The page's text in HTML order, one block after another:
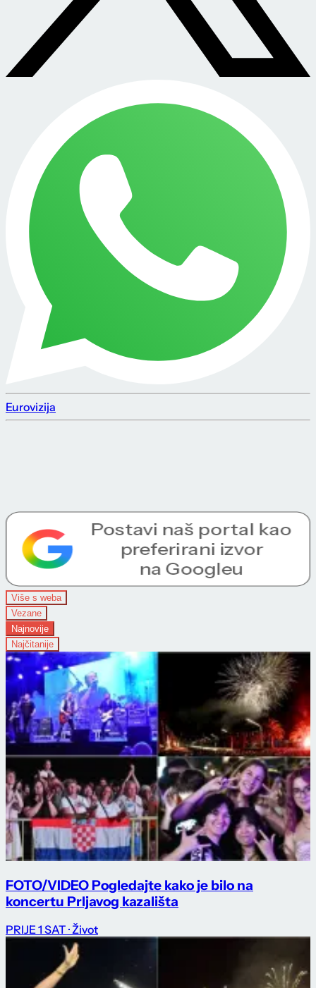
Eurovizija
Više s weba
Vezane
Najnovije
Najčitanije
FOTO/VIDEO Pogledajte kako je bilo na
koncertu Prljavog kazališta
PRIJE 1 SAT · Život